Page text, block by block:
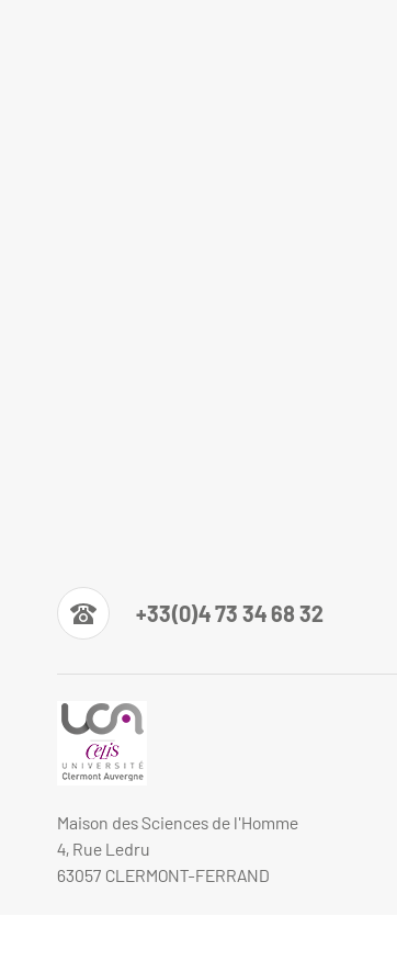
+33(0)4 73 34 68 32
Maison des Sciences de l'Homme
4, Rue Ledru
63057 CLERMONT-FERRAND